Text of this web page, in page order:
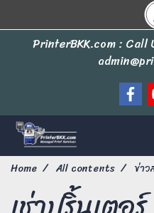
PrinterBKK.com : Call
Home All contents ข่าว